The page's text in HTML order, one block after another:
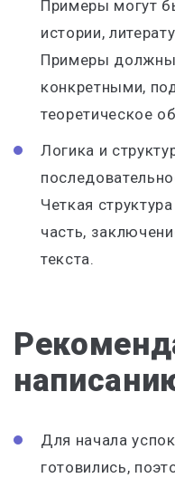
Примеры могут
истории,
Примеры
конкретными,
теоретическое
Логика и
Четкая
часть,
текста.
Для начала
готовились,